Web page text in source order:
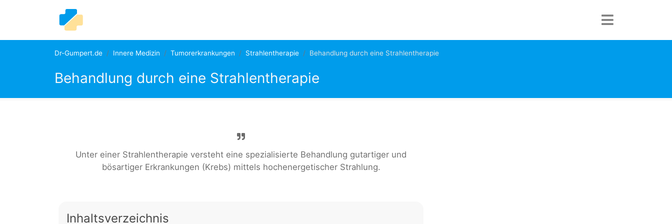
Dr-Gumpert.de Innere Medizin Tumorerkrankungen Strahlentherapie Behandlung durch eine Strahlentherapie
Behandlung durch eine Strahlentherapie
Unter einer Strahlentherapie versteht eine spezialisierte Behandlung gutartiger und
bösartiger Erkrankungen (Krebs) mittels hochenergetischer Strahlung.
Inhaltsverzeichnis